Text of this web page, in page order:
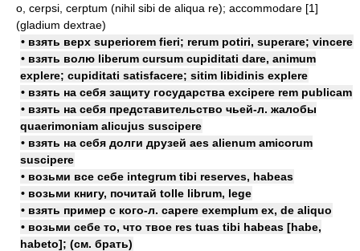
o, cerpsi, cerptum (nihil sibi de aliqua re); accommodare [1]
(gladium dextrae)
• взять верх superiorem fieri; rerum potiri, superare; vincere
• взять волю liberum cursum cupiditati dare, animum
explere; cupiditati satisfacere; sitim libidinis explere
• взять на себя защиту государства excipere rem publicam
• взять на себя представительство чьей-л. жалобы
quaerimoniam alicujus suscipere
• взять на себя долги друзей aes alienum amicorum
suscipere
• возьми все себе integrum tibi reserves, habeas
• возьми книгу, почитай tolle librum, lege
• взять пример с кого-л. capere exemplum ex, de aliquo
• возьми себе то, что твое res tuas tibi habeas [habe,
habeto]; (см. брать)